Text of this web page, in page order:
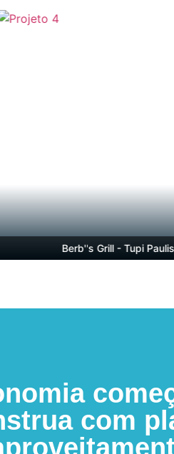
Berb''s Grill - Tupi Paulista
com